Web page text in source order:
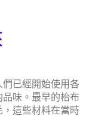
已經開始使用各
味。最早的枱布
這些材料在當時